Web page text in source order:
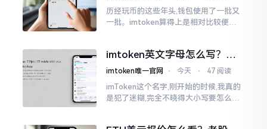
历经玩币的这些年头,钱包使用了一批又
一批。imtoken算得上是相对比较便于
就得去寻觅电脑端的入口。
imtoken英文字母怎么写？正
确拼写看这里
imtoken唯一官网 ⋅ 今天 ⋅ 47 阅读
imToken这个名字,刚开始的时候,我真的
是犯了迷糊,完全不晓得大小写要怎么去